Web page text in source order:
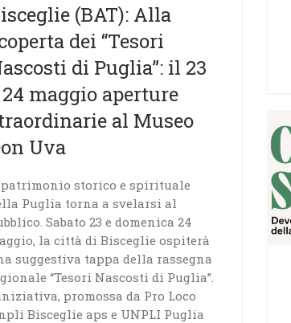
(BAT): Alla
dei “Tesori
di Puglia”: il 23
24 maggio aperture
al Museo
Uva
storico e spirituale
Puglia torna a svelarsi al
Sabato 23 e domenica 24
la città di Bisceglie ospiterà
suggestiva tappa della rassegna
“Tesori Nascosti di Puglia”.
promossa da Pro Loco
Bisceglie aps e UNPLI Puglia